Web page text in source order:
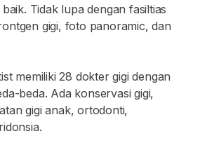
Tidak lupa dengan fasiltias
gigi, foto panoramic, dan
memiliki 28 dokter gigi dengan
beda. Ada konservasi gigi,
gigi anak, ortodonti,